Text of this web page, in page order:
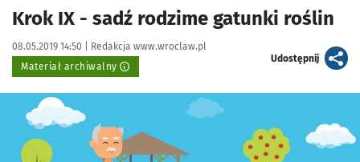
Krok IX - sadź rodzime gatunki roślin
Data publikacji:
08.05.2019 14:50 | Autor:
Redakcja www.wroclaw.pl
Materiał archiwalny
Udostępnijartykuł
Kliknij, aby powiększyć